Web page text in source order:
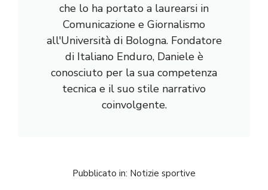
che lo ha portato a laurearsi in
Comunicazione e Giornalismo
all'Università di Bologna. Fondatore
di Italiano Enduro, Daniele è
conosciuto per la sua competenza
tecnica e il suo stile narrativo
coinvolgente.
Pubblicato in: Notizie sportive